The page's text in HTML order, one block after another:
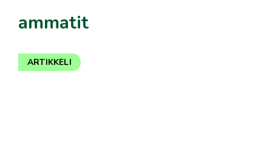
ammatit
ARTIKKELI